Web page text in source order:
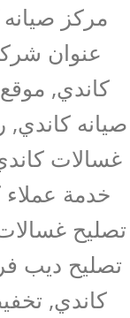
مركز
عنوان
كاندي,
صيانه
غسالات
خدمة عملاء
تصليح
تصليح ديب
كاندي,